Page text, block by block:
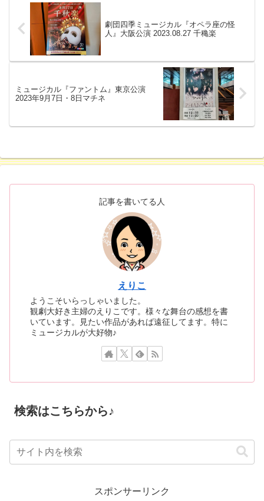
劇団四季ミュージカル『オペラ座の怪
人』大阪公演 2023.08.27 千穐楽
ミュージカル『ファントム』東京公演
2023年9月7日・8日マチネ
記事を書いてる人
えりこ
ようこそいらっしゃいました。
観劇大好き主婦のえりこです。様々な舞台の感想を書
いています。見たい作品があれば遠征してます。特に
ミュージカルが大好物♪
検索はこちらから♪
スポンサーリンク